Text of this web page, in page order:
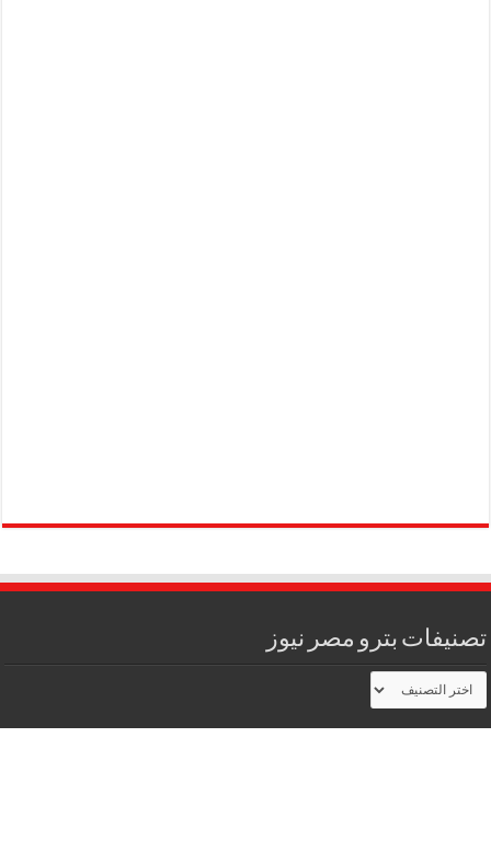
تصنيفات بترو مصر نيوز
تصنيفات
بترو
مصر
نيوز